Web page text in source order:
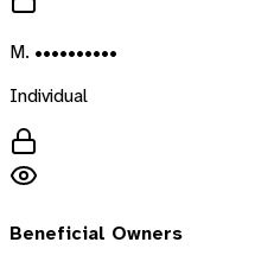
M. ••••••••••
Individual
Beneficial Owners